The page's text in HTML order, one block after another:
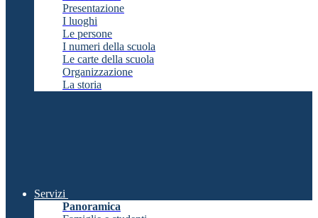
Presentazione
I luoghi
Le persone
I numeri della scuola
Le carte della scuola
Organizzazione
La storia
Servizi
Panoramica